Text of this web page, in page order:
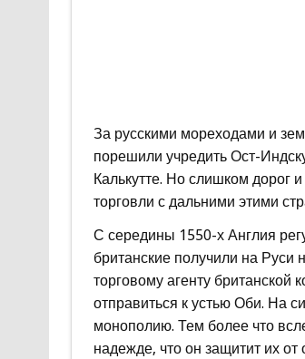
За русскими мореходами и
порешили учредить Ост-
Калькутте. Но слишком дорог
торговли с дальними этими
С середины 1550-х Англия
британские получили на Руси
торговому агенту
отправиться к устью Оби. На
монополию. Тем более что
надежде, что он защитит их